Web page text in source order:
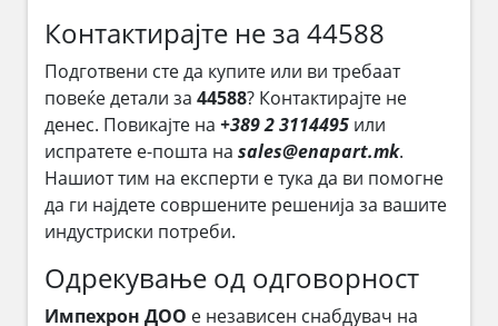
Контактирајте не за 44588
Подготвени сте да купите или ви требаат
повеќе детали за 44588? Контактирајте не
денес. Повикајте на +389 2 3114495 или
испратете е-пошта на sales@enapart.mk.
Нашиот тим на експерти е тука да ви помогне
да ги најдете совршените решенија за вашите
индустриски потреби.
Одрекување од одговорност
Импехрон ДОО е независен снабдувач на